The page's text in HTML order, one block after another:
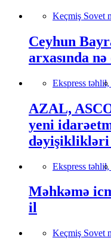
Keçmiş Sovet
Ceyhun
arxasında
Ekspress təhlil,
AZAL,
yeni
Ekspress təhlil,
Məhkəmə
il
Keçmiş Sovet